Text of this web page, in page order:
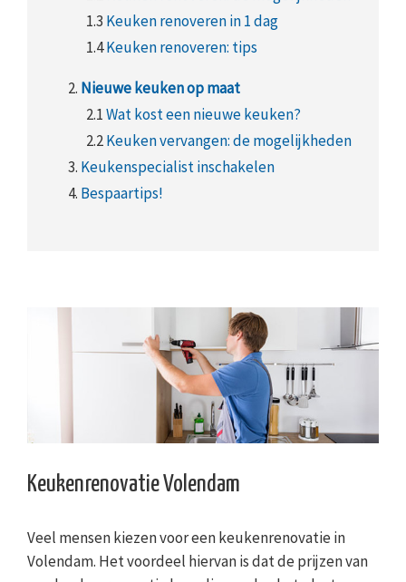
1.3 Keuken renoveren in 1 dag
1.4Keuken renoveren: tips
2. Nieuwe keuken op maat
2.1Wat kost een nieuwe keuken?
2.2Keuken vervangen: de mogelijkheden
3. Keukenspecialist inschakelen
4. Bespaartips!
Keukenrenovatie Volendam
Veel mensen kiezen voor een keukenrenovatie in
Volendam. Het voordeel hiervan is dat de prijzen van